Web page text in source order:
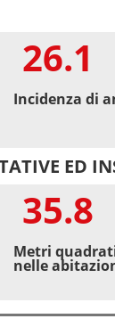
26.1
Incidenza di
ED
35.8
Metri
nelle